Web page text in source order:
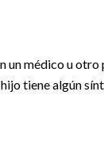
un médico u
tiene algún